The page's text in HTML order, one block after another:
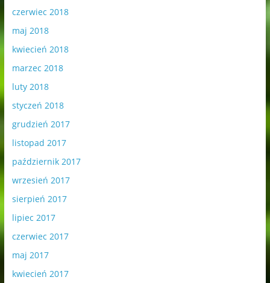
czerwiec 2018
maj 2018
kwiecień 2018
marzec 2018
luty 2018
styczeń 2018
grudzień 2017
listopad 2017
październik 2017
wrzesień 2017
sierpień 2017
lipiec 2017
czerwiec 2017
maj 2017
kwiecień 2017